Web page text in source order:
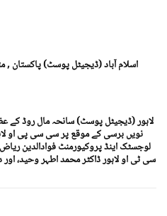
اسلام آباد (ڈیجیٹل پوسٹ) پاکستان ,
لاہور (ڈیجیٹل پوسٹ) سانحہ مال روڈ کے
نویں برسی کے موقع پر سی سی پی او
لوجسٹک اینڈ پروکیورمنٹ فوادالدین
سی ٹی او لاہور ڈاکٹر محمد اطہر وحید،